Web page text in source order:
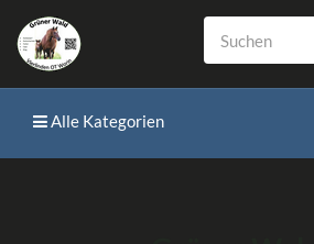
Alle Kategorien